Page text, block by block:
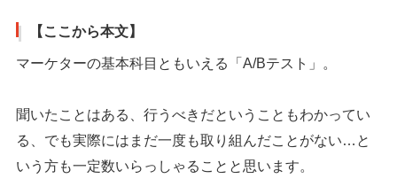
【ここから本文】
マーケターの基本科目ともいえる「A/Bテスト」。
聞いたことはある、行うべきだということもわかってい
る、でも実際にはまだ一度も取り組んだことがない…と
いう方も一定数いらっしゃることと思います。